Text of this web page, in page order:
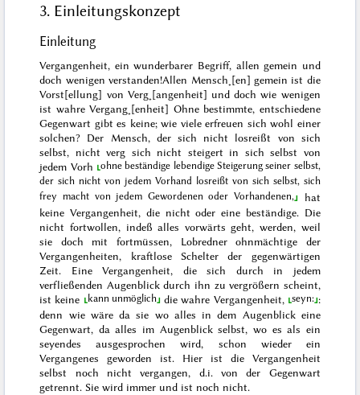
3. Einleitungskonzept
Einleitung
Vergangenheit, ein wunderbarer Begriff, allen gemein und
doch wenigen verstanden!Allen Mensch˖[en] gemein ist die
Vorst[ellung] von Verg˖[angenheit] und doch wie wenigen
ist wahre Vergang˖[enheit] Ohne bestimmte, entschiedene
Gegenwart gibt es keine; wie viele erfreuen sich wohl einer
solchen? Der Mensch, der sich nicht losreißt von sich
selbst, nicht verg sich nicht steigert in sich selbst von
jedem Vorh
ohne beständige lebendige Steigerung seiner selbst,
der sich nichtvon jedem Vorhand losreißt von sich selbst, sich
frey macht von jedem Gewordenen oder Vorhandenen,
hat
keine Vergangenheit, die nicht oder eine beständige. Die
nicht fortwollen, indeß alles vorwärts geht, werden, weil
sie doch mit fortmüssen, Lobredner ohnmächtige der
Vergangenheiten, kraftlose Schelter der gegenwärtigen
Zeit. Eine Vergangenheit, die sich durch in jedem
verfließenden Augenblick durch ihn zu vergrößern scheint,
ist keine
kann unmöglich die wahre Vergangenheit, seyn: :
denn wie wäreda sie wo alles in dem Augenblickeine
Gegenwart, da alles im Augenblick selbst, wo es als ein
seyendes ausgesprochen wird, schon wieder ein
Vergangenes geworden ist. Hier ist die Vergangenheit
selbst noch nicht vergangen, d.i. von der Gegenwart
getrennt. Sie wird immer und ist noch nicht.